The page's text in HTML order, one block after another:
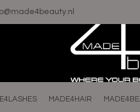
MADE4HAIR